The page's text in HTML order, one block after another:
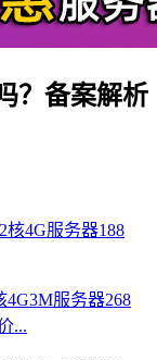
？备案解析
核4G服务器188
4G3M服务器268
...